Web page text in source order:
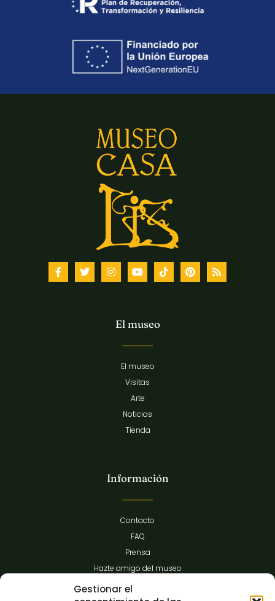
Gestionar el
El museo
El museo
Visitas
Arte
Noticias
Tienda
Información
Contacto
FAQ
Prensa
Hazte amigo del museo
Transparencia